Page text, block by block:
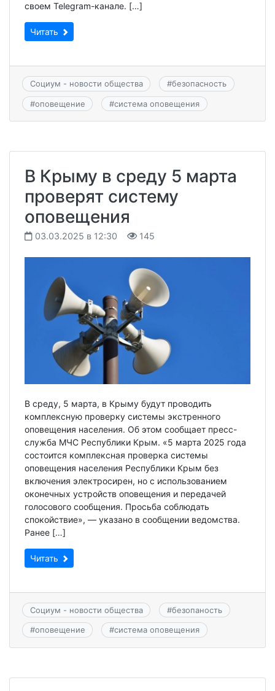
своем Telegram-канале. […]
Читать
Социум - новости общества #безопасность
#оповещение #система оповещения
В Крыму в среду 5 марта
проверят систему
оповещения
03.03.2025 в 12:30 145
В среду, 5 марта, в Крыму будут проводить
комплексную проверку системы экстренного
оповещения населения. Об этом сообщает пресс-
служба МЧС Республики Крым. «5 марта 2025 года
состоится комплексная проверка системы
оповещения населения Республики Крым без
включения электросирен, но с использованием
оконечных устройств оповещения и передачей
голосового сообщения. Просьба соблюдать
спокойствие», — указано в сообщении ведомства.
Ранее […]
Читать
Социум - новости общества #безопаность
#оповещение #система оповещения